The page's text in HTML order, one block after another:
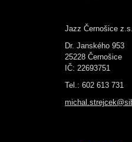
Jazz Černošice z.s.
Dr. Janského 953
25228 Černošice
IČ: 22693751
Tel.: 602 613 731